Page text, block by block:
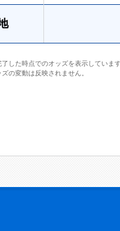
した時点でのオッズを表示していま
の変動は反映されません。